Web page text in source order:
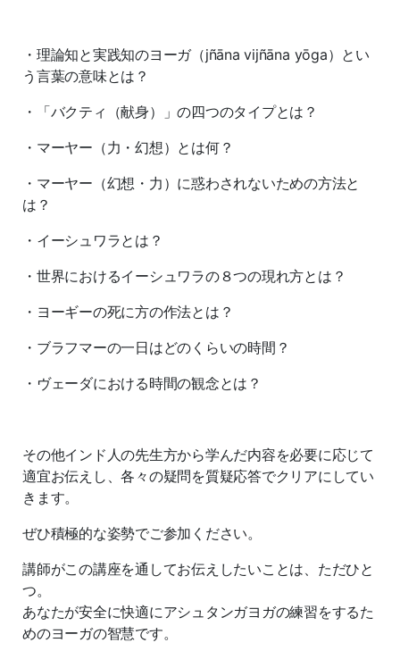
・理論知と実践知のヨーガ（jñāna vijñāna yōga）とい
う言葉の意味とは？
・「バクティ（献身）」の四つのタイプとは？
・マーヤー（力・幻想）とは何？
・マーヤー（幻想・力）に惑わされないための方法と
は？
・イーシュワラとは？
・世界におけるイーシュワラの８つの現れ方とは？
・ヨーギーの死に方の作法とは？
・ブラフマーの一日はどのくらいの時間？
・ヴェーダにおける時間の観念とは？
その他インド人の先生方から学んだ内容を必要に応じて
適宜お伝えし、各々の疑問を質疑応答でクリアにしてい
きます。
ぜひ積極的な姿勢でご参加ください。
講師がこの講座を通してお伝えしたいことは、ただひと
つ。
あなたが安全に快適にアシュタンガヨガの練習をするた
めのヨーガの智慧です。